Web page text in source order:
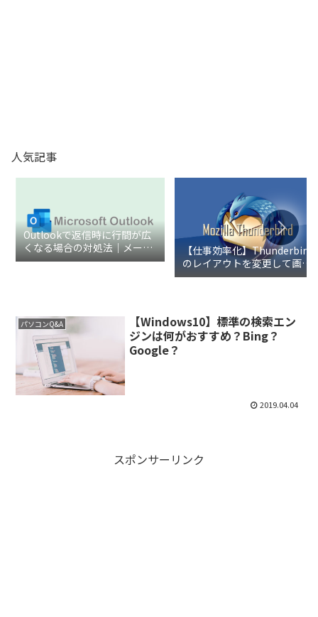
人気記事
Outlookで返信時に行間が広
くなる場合の対処法｜メール
の余白を整える設定手順
【仕事効率化】Thunderbird
のレイアウトを変更して画面
を見やすくする設定方法
パソコンQ&A
【Windows10】標準の検索エン
ジンは何がおすすめ？Bing？
Google？
2019.04.04
スポンサーリンク